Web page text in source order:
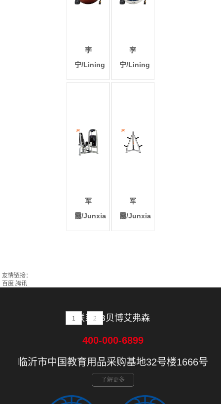
李
宁/Lining
李
宁/Lining
军
霞/Junxia
军
霞/Junxia
1 2
友情链接：
百度 腾讯
联系BB贝博艾弗森
400-000-6899
临沂市中国教育用品采购基地32号楼1666号
了解更多